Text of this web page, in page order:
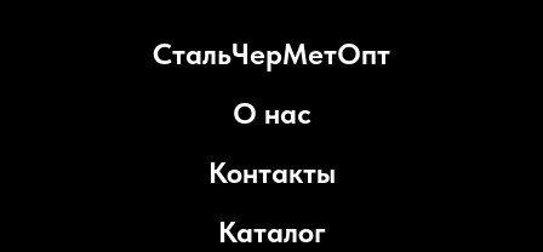
СтальЧерМетОпт
О нас
Контакты
Каталог